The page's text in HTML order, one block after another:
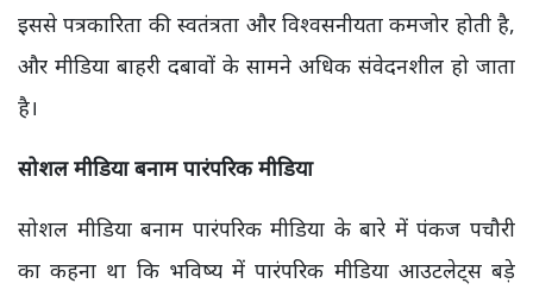
इससे पत्रकारिता की स्वतंत्रता और विश्वसनीयता कमजोर होती है,
और मीडिया बाहरी दबावों के सामने अधिक संवेदनशील हो जाता
है।
सोशल मीडिया बनाम पारंपरिक मीडिया
सोशल मीडिया बनाम पारंपरिक मीडिया के बारे में पंकज पचौरी
का कहना था कि भविष्य में पारंपरिक मीडिया आउटलेट्स बड़े